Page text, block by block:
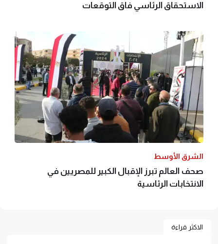
الاستحقاق الرئاسي فاق التوقعات
الشرق الأوسط
صحف العالم تبرز الإقبال الكبير للمصريين في
الانتخابات الرئاسية
الاكثر قراءة